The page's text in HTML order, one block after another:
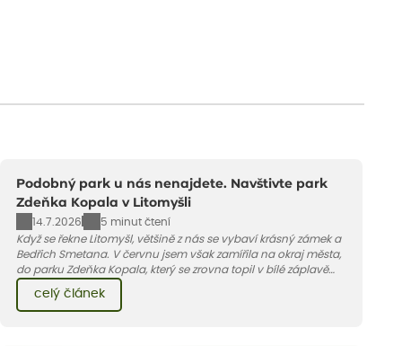
Podobný park u nás nenajdete. Navštivte park
Zdeňka Kopala v Litomyšli
14.7.2026
5 minut čtení
Když se řekne Litomyšl, většině z nás se vybaví krásný zámek a
Bedřich Smetana. V červnu jsem však zamířila na okraj města,
do parku Zdeňka Kopala, který se zrovna topil v bílé záplavě
kvetoucích kopretin. Fotky řeknou víc než slova, přidávám k
nim pár řádků o tom, jak tento jedinečný kus krajiny vznikl.
celý článek